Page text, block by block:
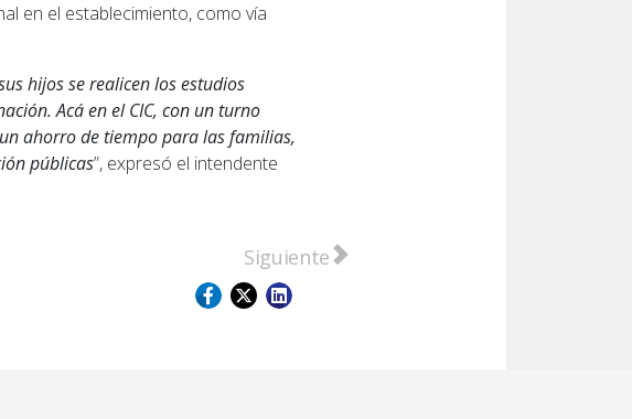
en el establecimiento, como vía
hijos se realicen los estudios
Acá en el CIC, con un turno
ahorro de tiempo para las familias,
públicas”, expresó el intendente
Colonia Municipal de Adultos MayoresArtículo siguiente: Con la participación de
Siguiente